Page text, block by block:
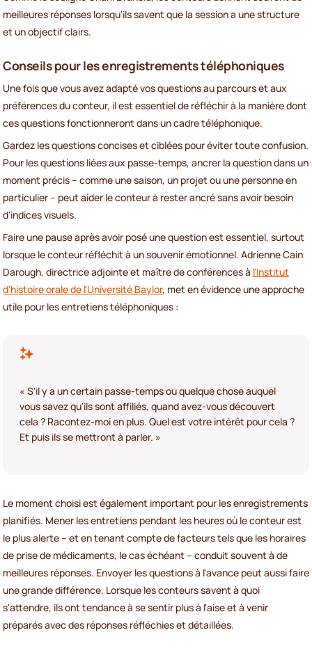
meilleures réponses lorsqu'ils savent que la session a une structure
et un objectif clairs.
Conseils pour les enregistrements téléphoniques
Une fois que vous avez adapté vos questions au parcours et aux
préférences du conteur, il est essentiel de réfléchir à la manière dont
ces questions fonctionneront dans un cadre téléphonique.
Gardez les questions concises et ciblées pour éviter toute confusion.
Pour les questions liées aux passe-temps, ancrer la question dans un
moment précis – comme une saison, un projet ou une personne en
particulier – peut aider le conteur à rester ancré sans avoir besoin
d'indices visuels.
Faire une pause après avoir posé une question est essentiel, surtout
lorsque le conteur réfléchit à un souvenir émotionnel. Adrienne Cain
Darough, directrice adjointe et maître de conférences à l'Institut
d'histoire orale de l'Université Baylor, met en évidence une approche
utile pour les entretiens téléphoniques :
« S'il y a un certain passe-temps ou quelque chose auquel
vous savez qu'ils sont affiliés, quand avez-vous découvert
cela ? Racontez-moi en plus. Quel est votre intérêt pour cela ?
Et puis ils se mettront à parler. »
Le moment choisi est également important pour les enregistrements
planifiés. Mener les entretiens pendant les heures où le conteur est
le plus alerte – et en tenant compte de facteurs tels que les horaires
de prise de médicaments, le cas échéant – conduit souvent à de
meilleures réponses. Envoyer les questions à l'avance peut aussi faire
une grande différence. Lorsque les conteurs savent à quoi
s'attendre, ils ont tendance à se sentir plus à l'aise et à venir
préparés avec des réponses réfléchies et détaillées.